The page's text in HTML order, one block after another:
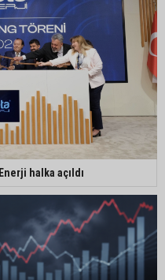
ayçiçeği hasadı başladı
halka açıldı